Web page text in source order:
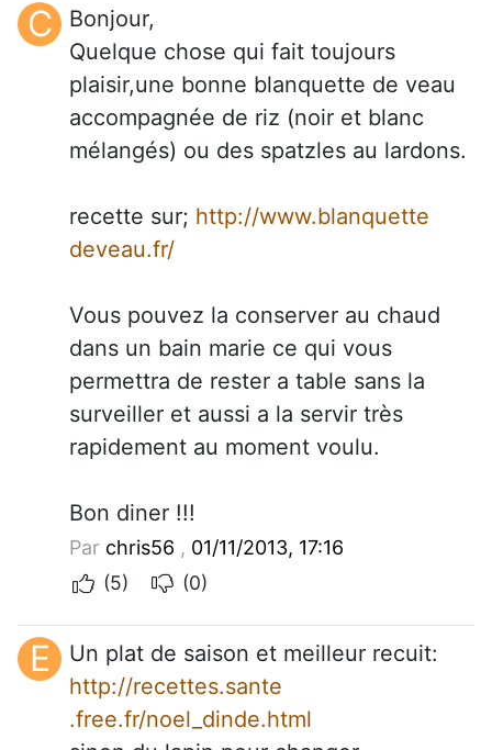
C
Bonjour,
Quelque chose qui fait toujours
plaisir,une bonne blanquette de veau
accompagnée de riz (noir et blanc
mélangés) ou des spatzles au lardons.
recette sur; http://www.blanquette
deveau.fr/
Vous pouvez la conserver au chaud
dans un bain marie ce qui vous
permettra de rester a table sans la
surveiller et aussi a la servir très
rapidement au moment voulu.
Bon diner !!!
Par chris56 , 01/11/2013, 17:16
(5)
(0)
E
Un plat de saison et meilleur recuit:
http://recettes.sante
.free.fr/noel_dinde.html